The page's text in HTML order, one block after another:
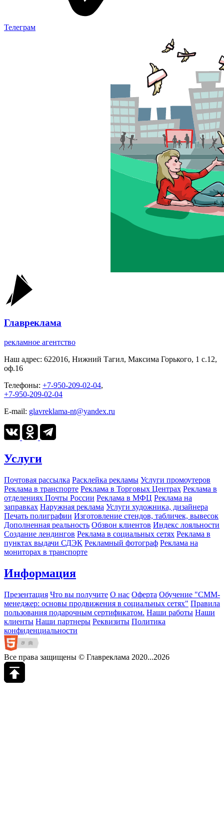
Телеграм
Главреклама
рекламное агентство
Наш адрес: 622016, Нижний Тагил, Максима Горького, 1 c.12,
оф.16
Телефоны: +7-950-209-02-04,
+7-950-209-02-04
E-mail: glavreklama-nt@yandex.ru
Услуги
Почтовая рассылка Расклейка рекламы Услуги промоутеров
Реклама в транспорте Реклама в Торговых Центрах Реклама в
отделениях Почты России Реклама в МФЦ Реклама на
заправках Наружная реклама Услуги художника, дизайнера
Печать полиграфии Изготовление стендов, табличек, вывесок
Дополненная реальность Обзвон клиентов Индекс лояльности
Создание лендингов Реклама в социальных сетях Реклама в
пунктах выдачи СДЭК Рекламный фотограф Реклама на
мониторах в транспорте
Информация
Презентация Что вы получите О нас Оферта Обучение "СМM-
менеджер: основы продвижения в социальных сетях" Правила
пользования подарочным сертификатом. Наши работы Наши
клиенты Наши партнеры Реквизиты Политика
конфиденциальности
Все права защищены © Главреклама 2020...2026